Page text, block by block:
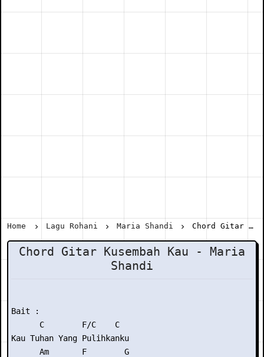
Home Lagu Rohani Maria Shandi Chord Gitar Kusembah Kau - Maria Shandi
Chord Gitar Kusembah Kau - Maria
Shandi
Bait :
      C        F/C    C
Kau Tuhan Yang Pulihkanku
      Am       F        G